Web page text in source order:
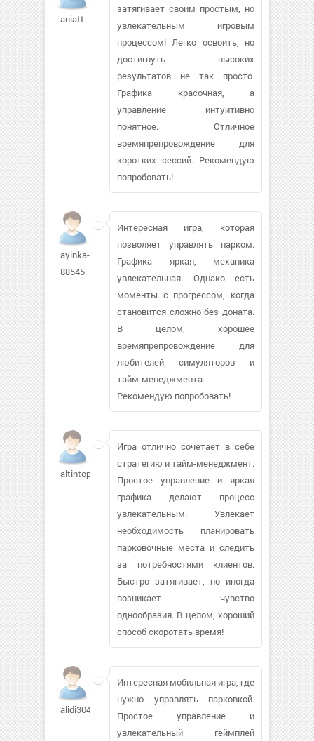
aniatt
затягивает своим простым, но
увлекательным игровым
процессом! Легко освоить, но
достигнуть высоких
результатов не так просто.
Графика красочная, а
управление интуитивно
понятное. Отличное
времяпрепровождение для
коротких сессий. Рекомендую
попробовать!
ayinka-
88545
Интересная игра, которая
позволяет управлять парком.
Графика яркая, механика
увлекательная. Однако есть
моменты с прогрессом, когда
становится сложно без доната.
В целом, хорошее
времяпрепровождение для
любителей симуляторов и
тайм-менеджмента.
Рекомендую попробовать!
altintop09
Игра отлично сочетает в себе
стратегию и тайм-менеджмент.
Простое управление и яркая
графика делают процесс
увлекательным. Увлекает
необходимость планировать
парковочные места и следить
за потребностями клиентов.
Быстро затягивает, но иногда
возникает чувство
однообразия. В целом, хороший
способ скоротать время!
alidi304
Интересная мобильная игра, где
нужно управлять парковкой.
Простое управление и
увлекательный геймплей